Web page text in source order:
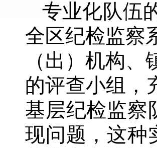
专业化队伍
全区纪检监察
（出）机构
的评查小组，
基层纪检监察
现问题，这种